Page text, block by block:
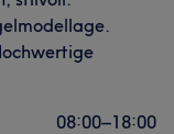
08:00–18:00